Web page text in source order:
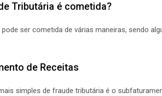
Tributária é cometida?
ser cometida de várias maneiras, sendo
de Receitas
simples de fraude tributária é o